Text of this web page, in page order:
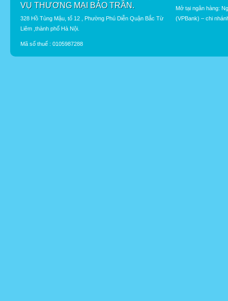
VỤ THƯƠNG MẠI BẢO TRẦN.
328 Hồ Tùng Mậu, tổ 12 , Phường Phú Diễn Quận Bắc Từ
Liêm ,thành phố Hà Nội.
Mã số thuế : 0105987288
Mở tại ngân hàng:
(VPBank) – chi